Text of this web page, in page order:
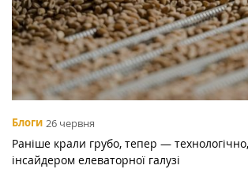
Блоги 26 червня
Раніше крали грубо, тепер —
інсайдером елеваторної галузі